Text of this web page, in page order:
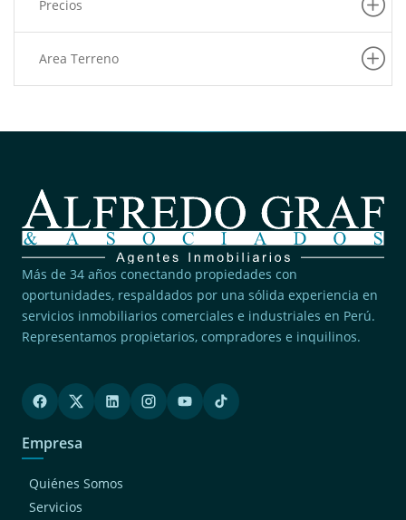
Precios
Area Terreno
Más de 34 años conectando propiedades con
oportunidades, respaldados por una sólida experiencia en
servicios inmobiliarios comerciales e industriales en Perú.
Representamos propietarios, compradores e inquilinos.
Empresa
Quiénes Somos
Servicios